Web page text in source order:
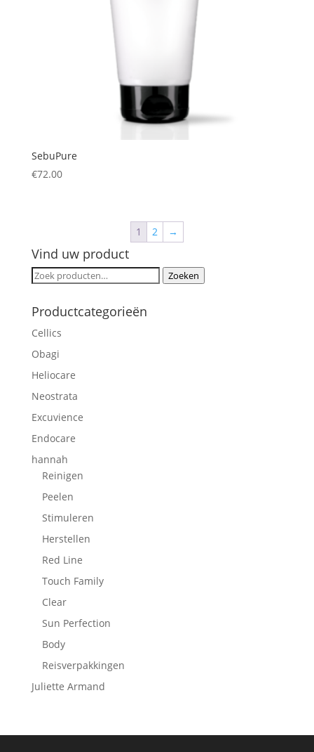
SebuPure
€72.00
1 2 →
Vind uw product
Zoeken
Zoeken
Productcategorieën
Cellics
Obagi
Heliocare
Neostrata
Excuvience
Endocare
hannah
Reinigen
Peelen
Stimuleren
Herstellen
Red Line
Touch Family
Clear
Sun Perfection
Body
Reisverpakkingen
Juliette Armand